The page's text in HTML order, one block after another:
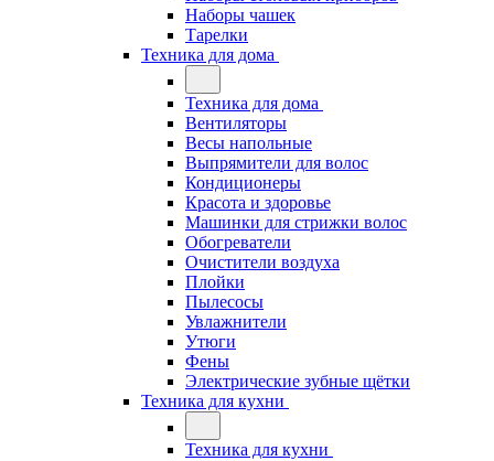
Наборы чашек
Тарелки
Техника для дома
Техника для дома
Вентиляторы
Весы напольные
Выпрямители для волос
Кондиционеры
Красота и здоровье
Машинки для стрижки волос
Обогреватели
Очистители воздуха
Плойки
Пылесосы
Увлажнители
Утюги
Фены
Электрические зубные щётки
Техника для кухни
Техника для кухни